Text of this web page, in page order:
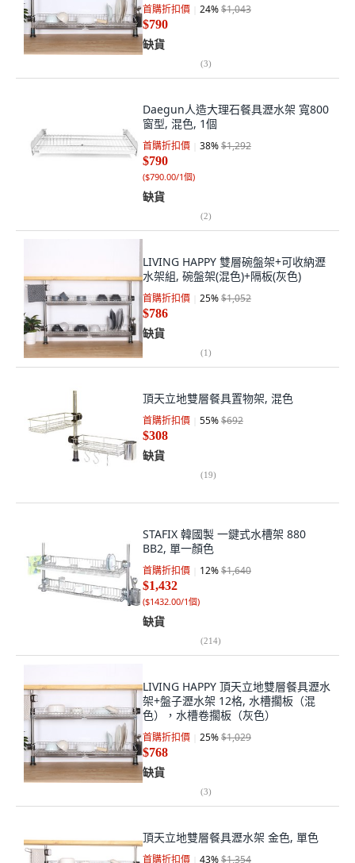
首購折扣價 24%$1,043
$790
缺貨
(3)
Daegun人造大理石餐具瀝水架 寬800
窗型, 混色, 1個
首購折扣價 38%$1,292
$790
($790.00/1個)
缺貨
(2)
LIVING HAPPY 雙層碗盤架+可收納瀝
水架組, 碗盤架(混色)+隔板(灰色)
首購折扣價 25%$1,052
$786
缺貨
(1)
頂天立地雙層餐具置物架, 混色
首購折扣價 55%$692
$308
缺貨
(19)
STAFIX 韓國製 一鍵式水槽架 880
BB2, 單一顏色
首購折扣價 12%$1,640
$1,432
($1432.00/1個)
缺貨
(214)
LIVING HAPPY 頂天立地雙層餐具瀝水
架+盤子瀝水架 12格, 水槽擱板（混
色），水槽卷擱板（灰色）
首購折扣價 25%$1,029
$768
缺貨
(3)
頂天立地雙層餐具瀝水架 金色, 單色
首購折扣價 43%$1,354